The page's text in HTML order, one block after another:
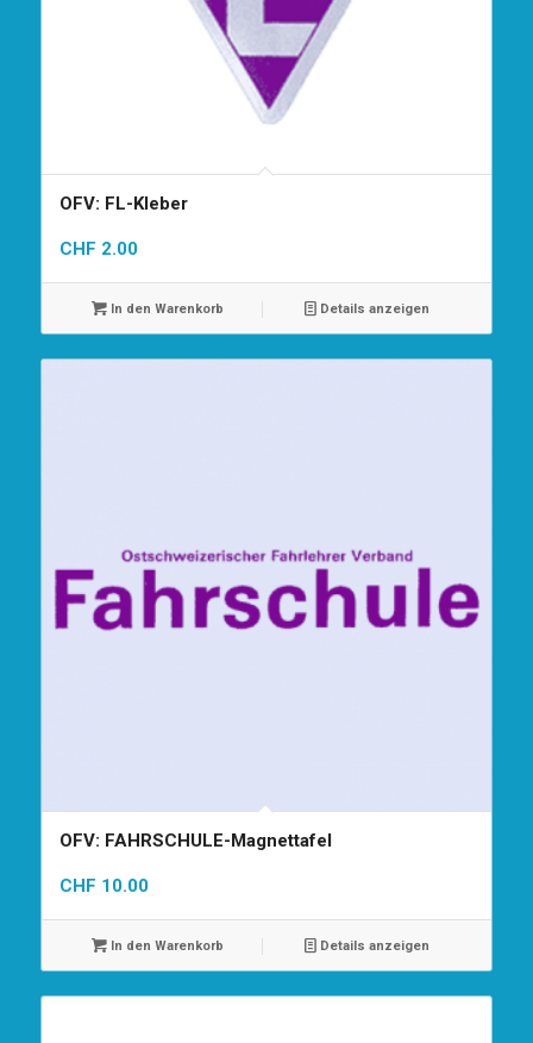
OFV: FL-Kleber
CHF 2.00
In den Warenkorb Details anzeigen
OFV: FAHRSCHULE-Magnettafel
CHF 10.00
In den Warenkorb Details anzeigen